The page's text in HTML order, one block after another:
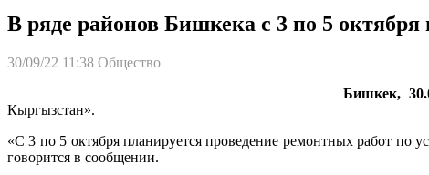
В ряде районов Бишкека с 3 по 5 октября
30/09/22 11:38 Общество
Бишкек,
Кыргызстан».
«С 3 по 5 октября планируется проведение ремонтных работ по
говорится в сообщении.